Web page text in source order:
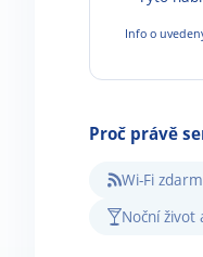
Info o
Proč právě
Wi-Fi
Noční život